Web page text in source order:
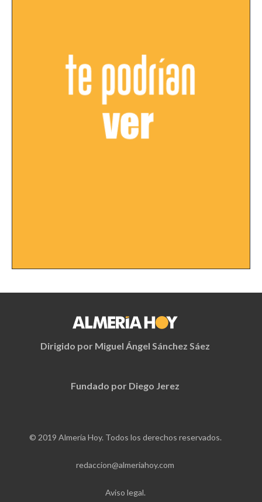
Dirigido por Miguel Ángel Sánchez Sáez
Fundado por Diego Jerez
© 2019 Almería Hoy. Todos los derechos reservados.
redaccion@almeriahoy.com
Aviso legal.